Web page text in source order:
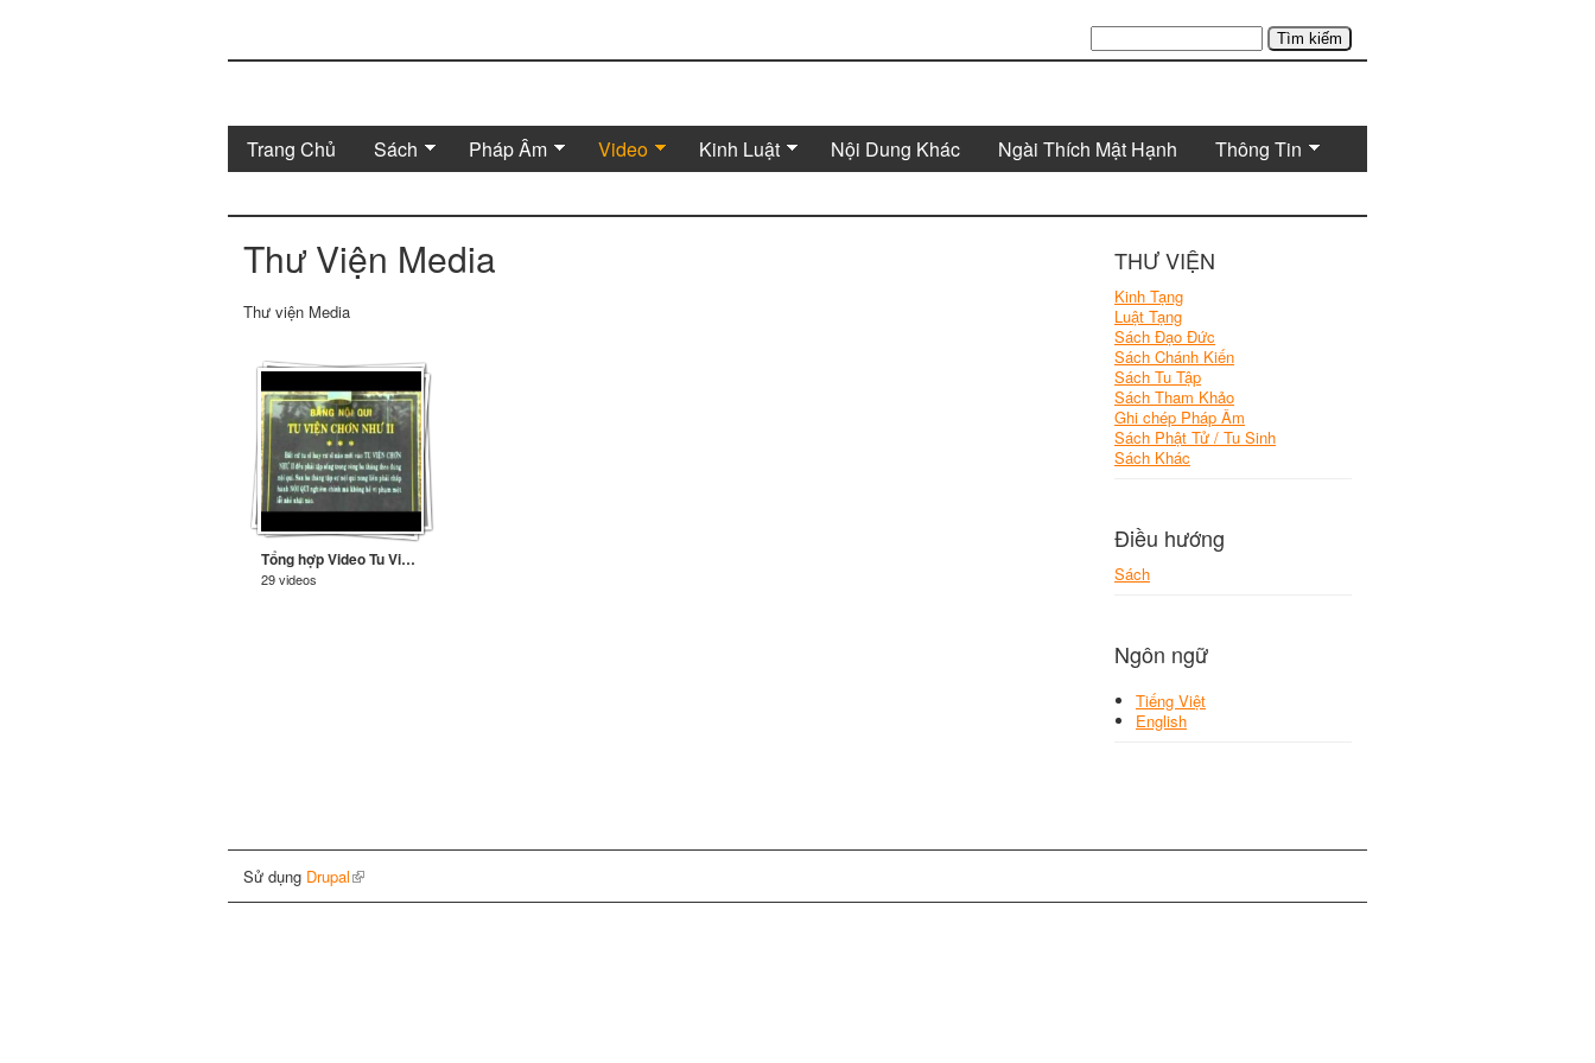
Tìm kiếm
Trang Chủ Sách Pháp Âm Video Kinh Luật Nội Dung Khác Ngài Thích Mật Hạnh Thông Tin
THƯ VIỆN
Kinh Tạng
Luật Tạng
Sách Đạo Đức
Sách Chánh Kiến
Sách Tu Tập
Sách Tham Khảo
Ghi chép Pháp Âm
Sách Phật Tử / Tu Sinh
Sách Khác
Điều hướng
Sách
Ngôn ngữ
Tiếng Việt
English
Thư Viện Media
Thư viện Media
Tổng hợp Video Tu Viện Chơn Như
29 videos
Sử dụng Drupal